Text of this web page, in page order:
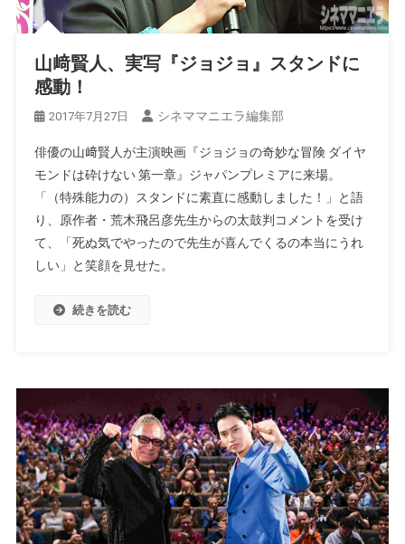
山﨑賢人、実写『ジョジョ』スタンドに
感動！
2017年7月27日 シネママニエラ編集部
俳優の山﨑賢人が主演映画『ジョジョの奇妙な冒険 ダイヤ
モンドは砕けない 第一章』ジャパンプレミアに来場。
「（特殊能力の）スタンドに素直に感動しました！」と語
り、原作者・荒木飛呂彦先生からの太鼓判コメントを受け
て、「死ぬ気でやったので先生が喜んでくるの本当にうれ
しい」と笑顔を見せた。
続きを読む